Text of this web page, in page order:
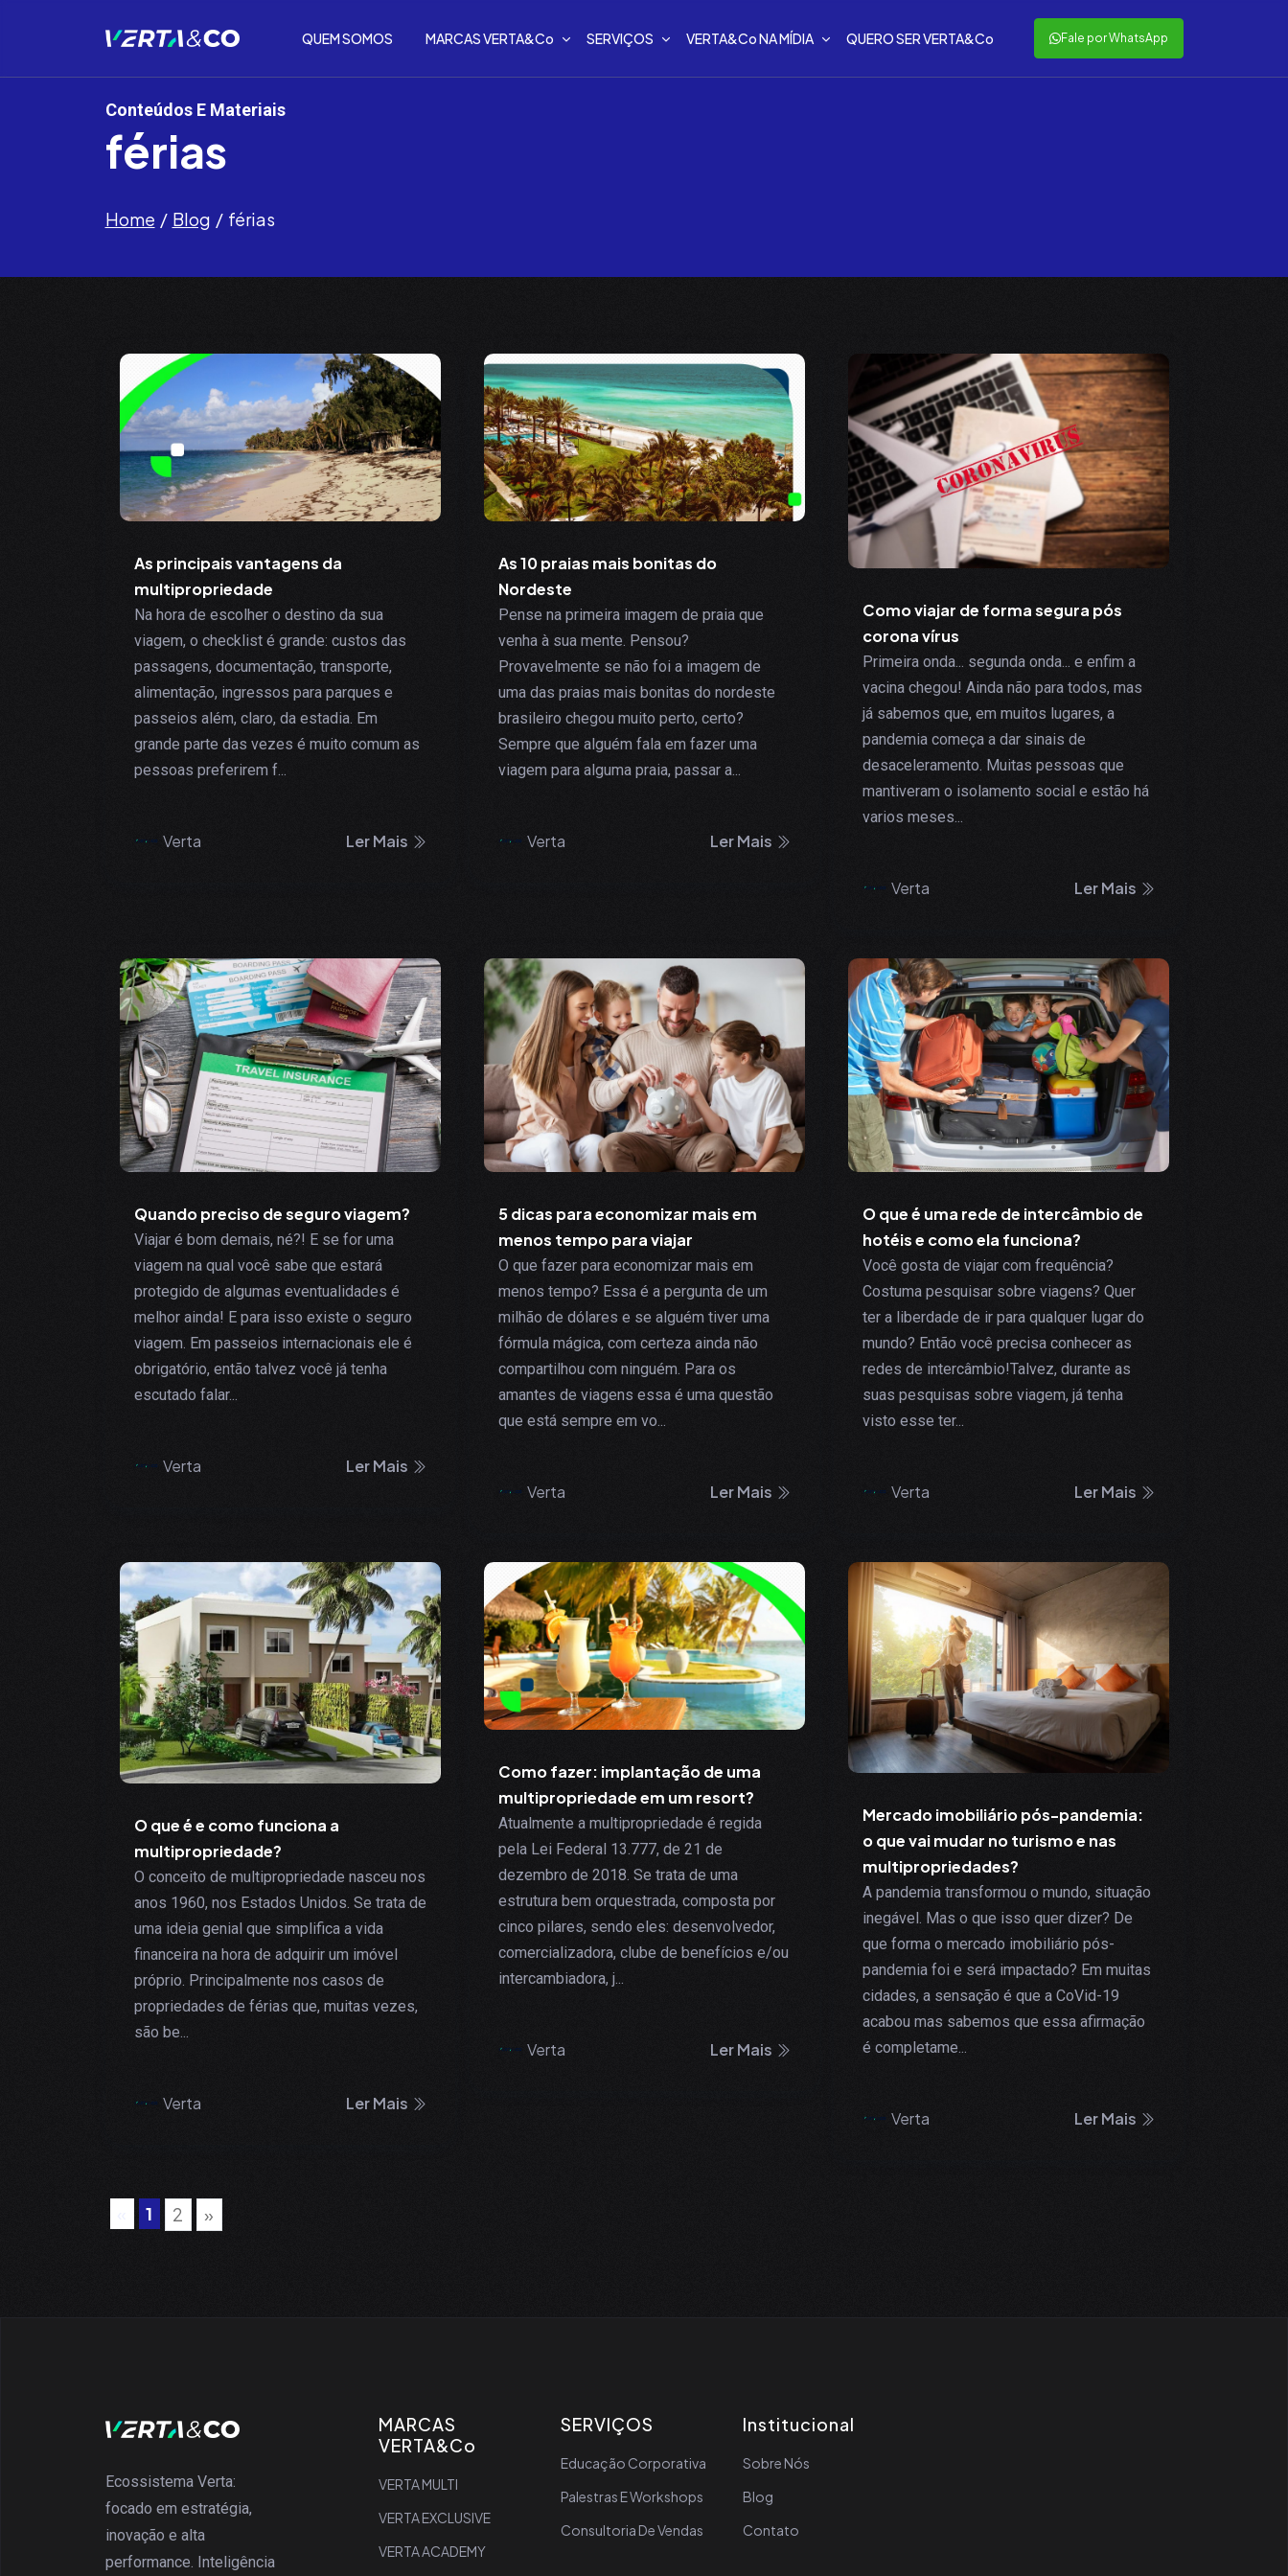
QUEM SOMOS MARCAS VERTA&Co SERVIÇOS VERTA&Co NA MÍDIA QUERO SER VERTA&Co Fale por WhatsApp
Conteúdos E Materiais
férias
Home Blog férias
As principais vantagens da
multipropriedade
Na hora de escolher o destino da sua
viagem, o checklist é grande: custos das
passagens, documentação, transporte,
alimentação, ingressos para parques e
passeios além, claro, da estadia. Em
grande parte das vezes é muito comum as
pessoas preferirem f...
Verta Ler Mais
As 10 praias mais bonitas do
Nordeste
Pense na primeira imagem de praia que
venha à sua mente. Pensou?
Provavelmente se não foi a imagem de
uma das praias mais bonitas do nordeste
brasileiro chegou muito perto, certo?
Sempre que alguém fala em fazer uma
viagem para alguma praia, passar a...
Verta Ler Mais
Como viajar de forma segura pós
corona vírus
Primeira onda... segunda onda... e enfim a
vacina chegou! Ainda não para todos, mas
já sabemos que, em muitos lugares, a
pandemia começa a dar sinais de
desaceleramento. Muitas pessoas que
mantiveram o isolamento social e estão há
varios meses...
Verta Ler Mais
Quando preciso de seguro viagem?
Viajar é bom demais, né?! E se for uma
viagem na qual você sabe que estará
protegido de algumas eventualidades é
melhor ainda! E para isso existe o seguro
viagem. Em passeios internacionais ele é
obrigatório, então talvez você já tenha
escutado falar...
Verta Ler Mais
5 dicas para economizar mais em
menos tempo para viajar
O que fazer para economizar mais em
menos tempo? Essa é a pergunta de um
milhão de dólares e se alguém tiver uma
fórmula mágica, com certeza ainda não
compartilhou com ninguém. Para os
amantes de viagens essa é uma questão
que está sempre em vo...
Verta Ler Mais
O que é uma rede de intercâmbio de
hotéis e como ela funciona?
Você gosta de viajar com frequência?
Costuma pesquisar sobre viagens? Quer
ter a liberdade de ir para qualquer lugar do
mundo? Então você precisa conhecer as
redes de intercâmbio!Talvez, durante as
suas pesquisas sobre viagem, já tenha
visto esse ter...
Verta Ler Mais
O que é e como funciona a
multipropriedade?
O conceito de multipropriedade nasceu nos
anos 1960, nos Estados Unidos. Se trata de
uma ideia genial que simplifica a vida
financeira na hora de adquirir um imóvel
próprio. Principalmente nos casos de
propriedades de férias que, muitas vezes,
são be...
Verta Ler Mais
Como fazer: implantação de uma
multipropriedade em um resort?
Atualmente a multipropriedade é regida
pela Lei Federal 13.777, de 21 de
dezembro de 2018. Se trata de uma
estrutura bem orquestrada, composta por
cinco pilares, sendo eles: desenvolvedor,
comercializadora, clube de benefícios e/ou
intercambiadora, j...
Verta Ler Mais
Mercado imobiliário pós-pandemia:
o que vai mudar no turismo e nas
multipropriedades?
A pandemia transformou o mundo, situação
inegável. Mas o que isso quer dizer? De
que forma o mercado imobiliário pós-
pandemia foi e será impactado? Em muitas
cidades, a sensação é que a CoVid-19
acabou mas sabemos que essa afirmação
é completame...
Verta Ler Mais
1 2 »
Ecossistema Verta:
focado em estratégia,
inovação e alta
performance. Inteligência
MARCAS
VERTA&Co
VERTA MULTI
VERTA EXCLUSIVE
VERTA ACADEMY
SERVIÇOS
Educação Corporativa
Palestras E Workshops
Consultoria De Vendas
Institucional
Sobre Nós
Blog
Contato